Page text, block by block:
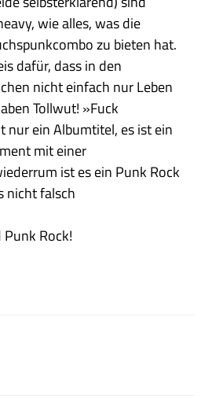
wie alles, was die
zu bieten hat.
dafür, dass in den
nicht einfach nur Leben
Tollwut! »Fuck
nur ein Albumtitel, es ist ein
mit einer
ist es ein Punk Rock
nicht falsch
Punk Rock!